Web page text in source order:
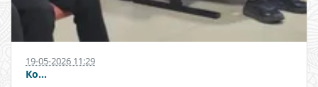
19-05-2026 11:29
Ко...